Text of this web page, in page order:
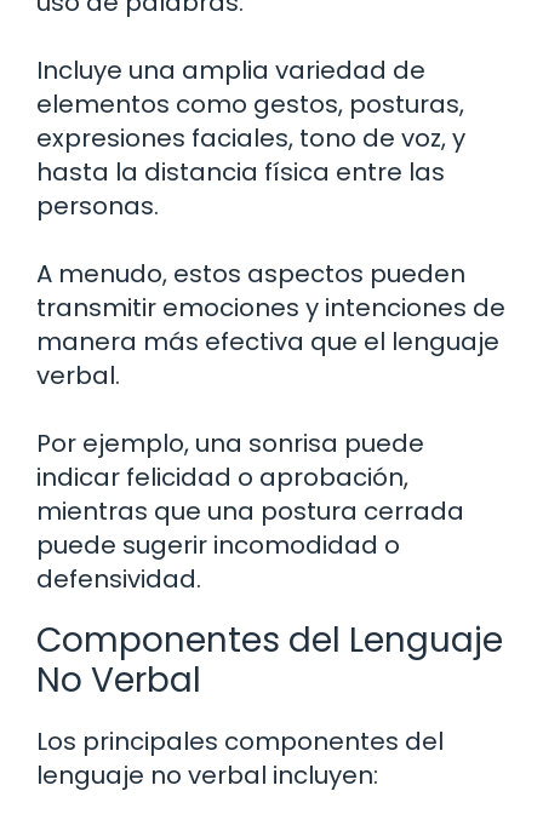
Incluye una amplia variedad de
elementos como gestos, posturas,
expresiones faciales, tono de voz, y
hasta la distancia física entre las
personas.
A menudo, estos aspectos pueden
transmitir emociones y intenciones de
manera más efectiva que el lenguaje
verbal.
Por ejemplo, una sonrisa puede
indicar felicidad o aprobación,
mientras que una postura cerrada
puede sugerir incomodidad o
defensividad.
Componentes del Lenguaje
No Verbal
Los principales componentes del
lenguaje no verbal incluyen: